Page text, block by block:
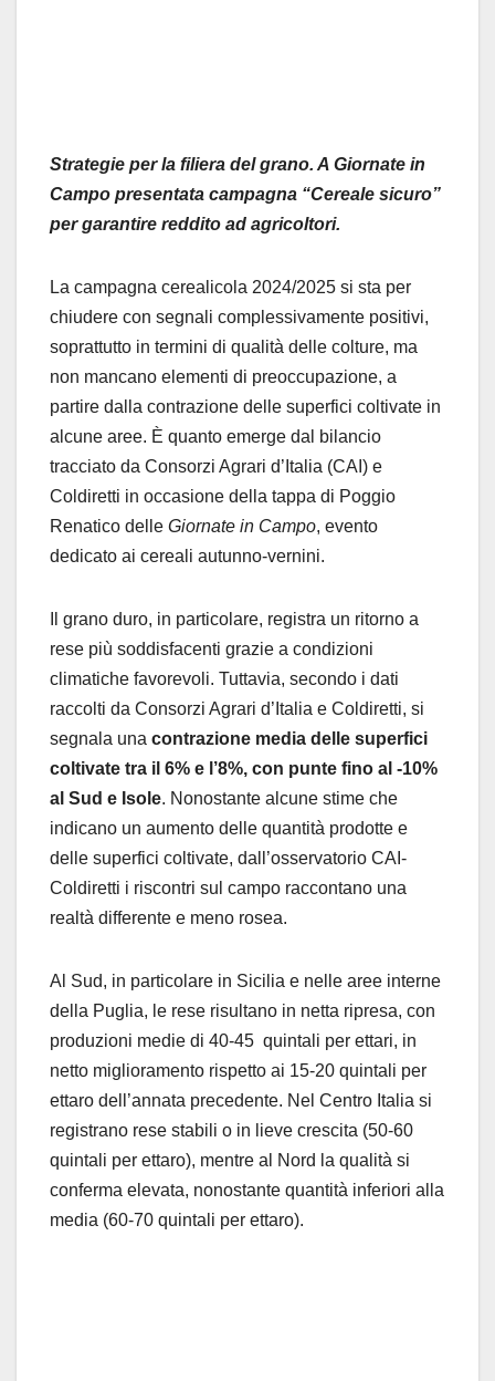
Strategie per la filiera del grano. A Giornate in
Campo presentata campagna “Cereale sicuro”
per garantire reddito ad agricoltori.
La campagna cerealicola 2024/2025 si sta per
chiudere con segnali complessivamente positivi,
soprattutto in termini di qualità delle colture, ma
non mancano elementi di preoccupazione, a
partire dalla contrazione delle superfici coltivate in
alcune aree. È quanto emerge dal bilancio
tracciato da Consorzi Agrari d’Italia (CAI) e
Coldiretti in occasione della tappa di Poggio
Renatico delle Giornate in Campo, evento
dedicato ai cereali autunno-vernini.
Il grano duro, in particolare, registra un ritorno a
rese più soddisfacenti grazie a condizioni
climatiche favorevoli. Tuttavia, secondo i dati
raccolti da Consorzi Agrari d’Italia e Coldiretti, si
segnala una contrazione media delle superfici
coltivate tra il 6% e l’8%, con punte fino al -10%
al Sud e Isole. Nonostante alcune stime che
indicano un aumento delle quantità prodotte e
delle superfici coltivate, dall’osservatorio CAI-
Coldiretti i riscontri sul campo raccontano una
realtà differente e meno rosea.
Al Sud, in particolare in Sicilia e nelle aree interne
della Puglia, le rese risultano in netta ripresa, con
produzioni medie di 40-45 quintali per ettari, in
netto miglioramento rispetto ai 15-20 quintali per
ettaro dell’annata precedente. Nel Centro Italia si
registrano rese stabili o in lieve crescita (50-60
quintali per ettaro), mentre al Nord la qualità si
conferma elevata, nonostante quantità inferiori alla
media (60-70 quintali per ettaro).